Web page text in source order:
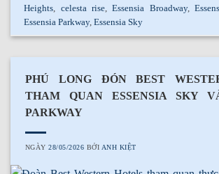
Heights, celesta rise,Essensia Broadway,
Essensia Parkway,Essensia Sky
PHÚ LONG ĐÓN BEST
THAM QUAN ESSENSIA SKY
PARKWAY
NGÀY28/05/2026 BỞI ANH KIỆT